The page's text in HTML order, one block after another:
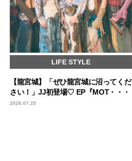
LIFE STYLE
【龍宮城】「ぜひ龍宮城に沼ってくだ
さい！」JJ初登場♡ EP『MOT・・・
2026.07.25